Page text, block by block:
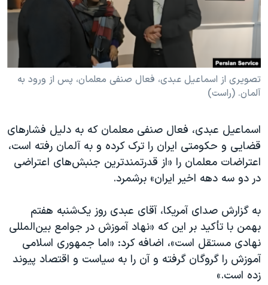
فرهنگ و زندگی
حقوق شهروندی
علم و فناوری
اسرائیل در جنگ
آرشیو پخش زنده
انتخابات ریاست جمهوری آمریکا ۲۰۲۴
حمله جمهوری اسلامی به اسرائیل
رمز مهسا
ورزش زنان در ایران
مجموعه مستندهای دادخواهی
تریبونال مردمی آبان ۹۸
دادگاه حمید نوری
چهل سال گروگان‌گیری
قانون شفافیت دارائی کادر رهبری ایران
اعتراضات مردمی آبان ۹۸
اسرائیل در جنگ
زبانهای مختلف
تصویری از اسماعیل عبدی، فعال صنفی معلمان، پس از ورود به
آلمان. (راست)
اسماعیل عبدی، فعال صنفی معلمان که به دلیل فشارهای
قضایی و حکومتی ایران را ترک کرده و به آلمان رفته است،
اعتراضات معلمان را «از قدرتمندترین جنبش‌های اعتراضی
در دو سه دهه اخیر ایران» برشمرد.
به گزارش صدای آمریکا، آقای عبدی روز یک‌شنبه هفتم
بهمن با تأکید بر این که «نهاد آموزش در جوامع بین‌المللی
نهادی مستقل است»، اضافه کرد: «اما جمهوری اسلامی
آموزش را گروگان گرفته و آن را به سیاست و اقتصاد پیوند
زده است.»